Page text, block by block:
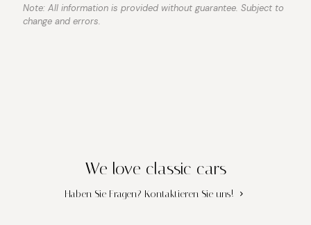
Note: All information is provided without guarantee. Subject to
change and errors.
We love classic cars
Haben Sie Fragen? Kontaktieren Sie uns!